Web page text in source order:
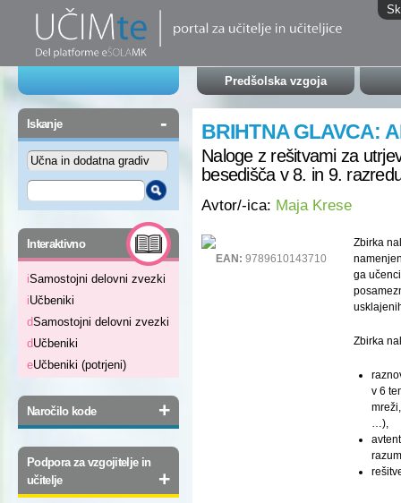
Predšolska vzgoja
Iskanje -
Interaktivno -
iSamostojni delovni zvezki
iUčbeniki
dSamostojni delovni zvezki
dUčbeniki
eUčbeniki (potrjeni)
Naročilo kode +
Podpora za vzgojitelje in
učitelje
+
BRIHTNA GLAVCA:
Naloge z rešitvami za
besedišča v 8. in 9.
Avtor/-ica: Maja Krese
EAN: 9789610143710
Zbirka
ga
Zbirka
v 6
…),